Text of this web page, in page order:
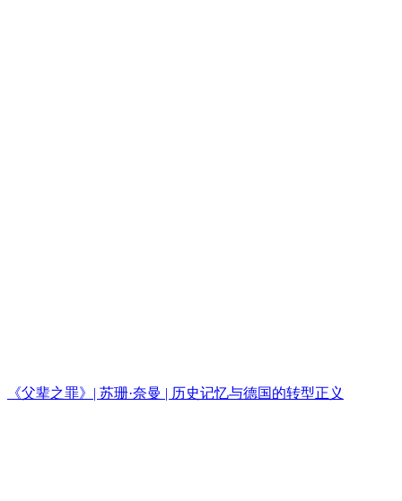
《父辈之罪》| 苏珊·奈曼 | 历史记忆与德国的转型正义